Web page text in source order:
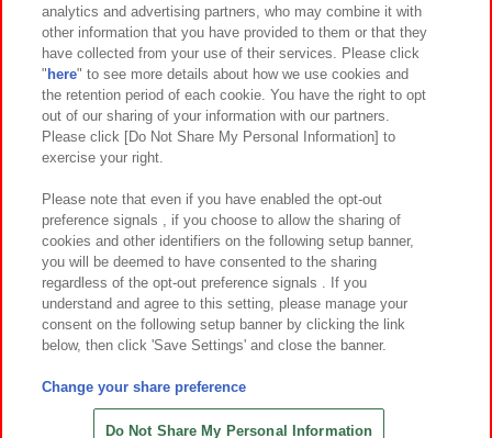
関連会社 サステナビリティ サイトポリシー
プライバシーポリシー ウェブアクセシビリティ方針と検証結果
お取引先さまとともに
カスタマーハラスメント対応方針 よくあるご質問・お問い合わせ
©Bandai Namco Amusement Inc.
©Bandai Namco Amusement Lab Inc.
©HANAYASHIKI Co., Ltd. All Rights Reserved.
analytics and advertising partners, who may combine it with
other information that you have provided to them or that they
have collected from your use of their services. Please click
" here" to see more details about how we use cookies and
the retention period of each cookie. You have the right to opt
out of our sharing of your information with our partners.
Please click [Do Not Share My Personal Information] to
exercise your right.
Please note that even if you have enabled the opt-out
preference signals , if you choose to allow the sharing of
cookies and other identifiers on the following setup banner,
you will be deemed to have consented to the sharing
regardless of the opt-out preference signals . If you
understand and agree to this setting, please manage your
consent on the following setup banner by clicking the link
below, then click 'Save Settings' and close the banner.
Change your share preference
Do Not Share My Personal Information